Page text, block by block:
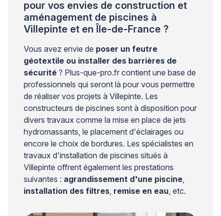
pour vos envies de construction et
aménagement de piscines à
Villepinte et en Île-de-France ?
Vous avez envie de poser un feutre
géotextile ou installer des barrières de
sécurité ? Plus-que-pro.fr contient une base de
professionnels qui seront là pour vous permettre
de réaliser vos projets à Villepinte. Les
constructeurs de piscines sont à disposition pour
divers travaux comme la mise en place de jets
hydromassants, le placement d'éclairages ou
encore le choix de bordures. Les spécialistes en
travaux d'installation de piscines situés à
Villepinte offrent également les prestations
suivantes : agrandissement d'une piscine
installation des filtres remise en eau , etc.